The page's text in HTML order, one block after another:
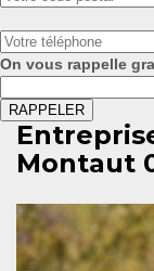
On vous rappelle
Montaut